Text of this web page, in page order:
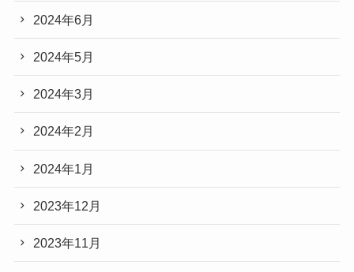
2024年6月
2024年5月
2024年3月
2024年2月
2024年1月
2023年12月
2023年11月